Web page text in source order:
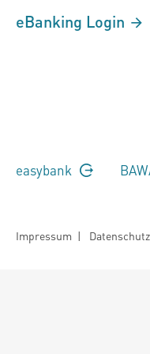
eBanking Login
easybank
Impressum | Datenschutz